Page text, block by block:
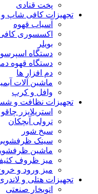
پخت قنادی
تجهیزات کافی شاپ و
آسیاب قهوه
اکسسوری
بویلر
دستگاه
دستگاه قهوه
دم افزار ها
ماشین آلات
وافل و کرپ
تجهیزات نظافت و
استریلایزر چاقو
ترولی آبچکان
سیخ شور
سینک
ماشین
میز ظروف
میز ورود و
تجهیزات هتلی و
اتوبخار صنعتی